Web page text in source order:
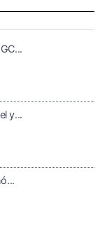
y...